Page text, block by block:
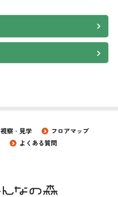
視察・見学
フロアマップ
よくある質問